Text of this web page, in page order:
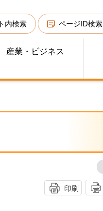
内検索 ページID検索
産業・ビジネス
印刷